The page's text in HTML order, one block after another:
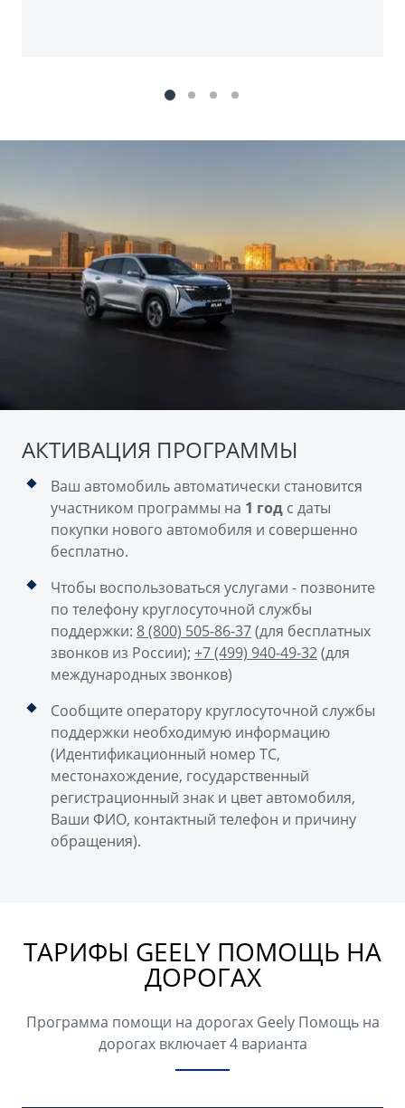
АКТИВАЦИЯ ПРОГРАММЫ
Ваш автомобиль автоматически становится
участником программы на 1 год с даты
покупки нового автомобиля и совершенно
бесплатно.
Чтобы воспользоваться услугами - позвоните
по телефону круглосуточной службы
поддержки: 8 (800) 505-86-37(для бесплатных
звонков из России); +7 (499) 940-49-32(для
международных звонков)
Сообщите оператору круглосуточной службы
поддержки необходимую информацию
(Идентификационный номер ТС,
местонахождение, государственный
регистрационный знак и цвет автомобиля,
Ваши ФИО, контактный телефон и причину
обращения).
ТАРИФЫ GEELY ПОМОЩЬ НА
ДОРОГАХ
Программа помощи на дорогах Geely Помощь на
дорогах включает 4 варианта